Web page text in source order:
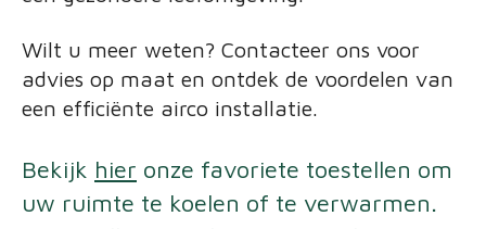
Wilt u meer weten? Contacteer ons voor
advies op maat en ontdek de voordelen van
een efficiënte airco installatie.
Bekijk hier onze favoriete toestellen om
uw ruimte te koelen of te verwarmen.